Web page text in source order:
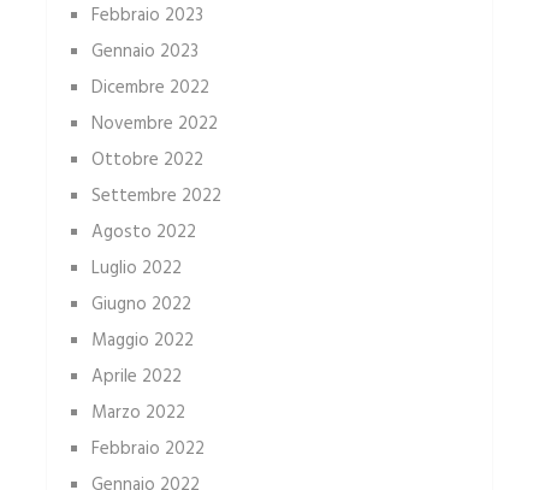
Febbraio 2023
Gennaio 2023
Dicembre 2022
Novembre 2022
Ottobre 2022
Settembre 2022
Agosto 2022
Luglio 2022
Giugno 2022
Maggio 2022
Aprile 2022
Marzo 2022
Febbraio 2022